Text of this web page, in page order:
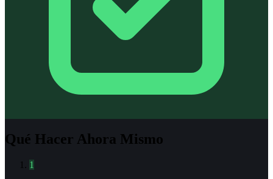
Qué Hacer Ahora Mismo
1